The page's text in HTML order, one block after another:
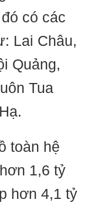
có các
Lai Châu,
Quảng,
Tua
toàn hệ
1,6 tỷ
hơn 4,1 tỷ